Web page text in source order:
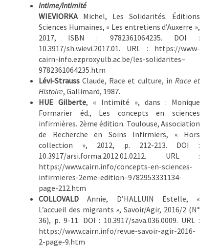
Intime/Intimité
WIEVIORKA Michel, Les Solidarités. Éditions
Sciences Humaines, « Les entretiens d’Auxerre »,
2017, ISBN : 9782361064235. DOI :
10.3917/sh.wievi.2017.01. URL : https://www-
cairn-info.ezproxy.ulb.ac.be/les-solidarites–
9782361064235.htm
Lévi-StraussClaude, Race et culture, in Race et
Histoire, Gallimard, 1987.
HUE Gilberte, « Intimité », dans : Monique
Formarier éd., Les concepts en sciences
infirmières. 2ème édition. Toulouse, Association
de Recherche en Soins Infirmiers, « Hors
collection », 2012, p. 212-213. DOI :
10.3917/arsi.forma.2012.01.0212. URL :
https://www.cairn.info/concepts-en-sciences-
infirmieres-2eme-edition–9782953331134-
page-212.htm
COLLOVALDAnnie, D’HALLUIN Estelle, «
L’accueil des migrants », Savoir/Agir, 2016/2 (N°
36), p. 9-11. DOI : 10.3917/sava.036.0009. URL :
https://www.cairn.info/revue-savoir-agir-2016-
2-page-9.htm